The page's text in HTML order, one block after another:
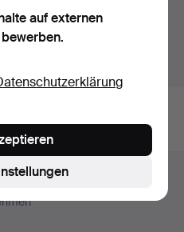
der beendeten
auf externen